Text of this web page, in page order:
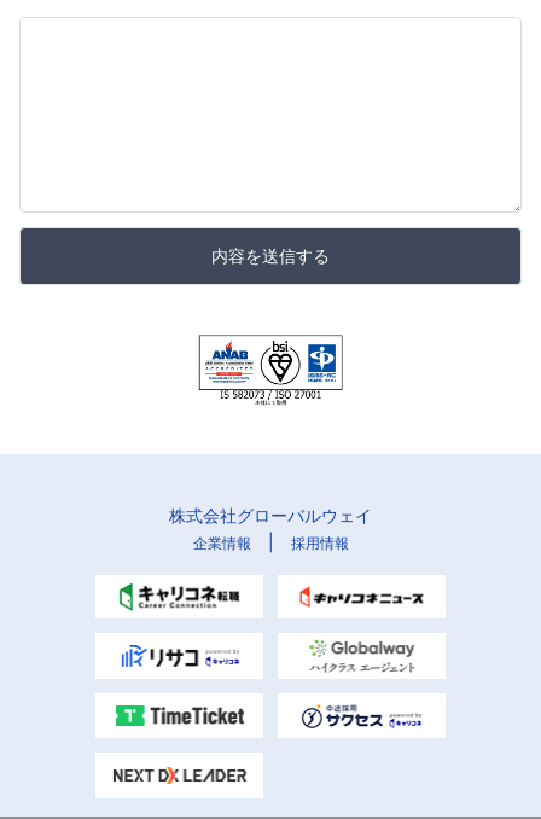
内容を送信する
株式会社グローバルウェイ
企業情報 採用情報